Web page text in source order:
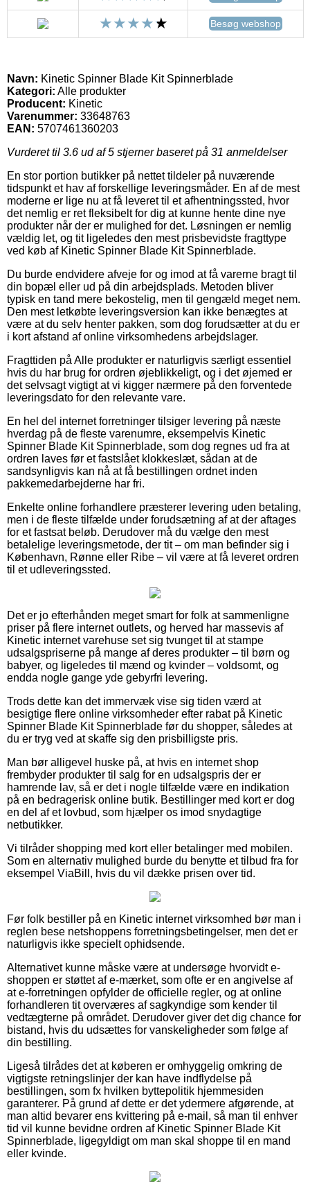
Besøg webshop
Navn: Kinetic Spinner Blade Kit Spinnerblade
Kategori: Alle produkter
Producent: Kinetic
Varenummer: 33648763
EAN: 5707461360203
Vurderet til 3.6 ud af 5 stjerner baseret på 31 anmeldelser
En stor portion butikker på nettet tildeler på nuværende
tidspunkt et hav af forskellige leveringsmåder. En af de mest
moderne er lige nu at få leveret til et afhentningssted, hvor
det nemlig er ret fleksibelt for dig at kunne hente dine nye
produkter når der er mulighed for det. Løsningen er nemlig
vældig let, og tit ligeledes den mest prisbevidste fragttype
ved køb af Kinetic Spinner Blade Kit Spinnerblade.
Du burde endvidere afveje for og imod at få varerne bragt til
din bopæl eller ud på din arbejdsplads. Metoden bliver
typisk en tand mere bekostelig, men til gengæld meget nem.
Den mest letkøbte leveringsversion kan ikke benægtes at
være at du selv henter pakken, som dog forudsætter at du er
i kort afstand af online virksomhedens arbejdslager.
Fragttiden på Alle produkter er naturligvis særligt essentiel
hvis du har brug for ordren øjeblikkeligt, og i det øjemed er
det selvsagt vigtigt at vi kigger nærmere på den forventede
leveringsdato for den relevante vare.
En hel del internet forretninger tilsiger levering på næste
hverdag på de fleste varenumre, eksempelvis Kinetic
Spinner Blade Kit Spinnerblade, som dog regnes ud fra at
ordren laves før et fastslået klokkeslæt, sådan at de
sandsynligvis kan nå at få bestillingen ordnet inden
pakkemedarbejderne har fri.
Enkelte online forhandlere præsterer levering uden betaling,
men i de fleste tilfælde under forudsætning af at der aftages
for et fastsat beløb. Derudover må du vælge den mest
betalelige leveringsmetode, der tit – om man befinder sig i
København, Rønne eller Ribe – vil være at få leveret ordren
til et udleveringssted.
Det er jo efterhånden meget smart for folk at sammenligne
priser på flere internet outlets, og herved har massevis af
Kinetic internet varehuse set sig tvunget til at stampe
udsalgspriserne på mange af deres produkter – til børn og
babyer, og ligeledes til mænd og kvinder – voldsomt, og
endda nogle gange yde gebyrfri levering.
Trods dette kan det immervæk vise sig tiden værd at
besigtige flere online virksomheder efter rabat på Kinetic
Spinner Blade Kit Spinnerblade før du shopper, således at
du er tryg ved at skaffe sig den prisbilligste pris.
Man bør alligevel huske på, at hvis en internet shop
frembyder produkter til salg for en udsalgspris der er
hamrende lav, så er det i nogle tilfælde være en indikation
på en bedragerisk online butik. Bestillinger med kort er dog
en del af et lovbud, som hjælper os imod snydagtige
netbutikker.
Vi tilråder shopping med kort eller betalinger med mobilen.
Som en alternativ mulighed burde du benytte et tilbud fra for
eksempel ViaBill, hvis du vil dække prisen over tid.
Før folk bestiller på en Kinetic internet virksomhed bør man i
reglen bese netshoppens forretningsbetingelser, men det er
naturligvis ikke specielt ophidsende.
Alternativet kunne måske være at undersøge hvorvidt e-
shoppen er støttet af e-mærket, som ofte er en angivelse af
at e-forretningen opfylder de officielle regler, og at online
forhandleren tit overværes af sagkyndige som kender til
vedtægterne på området. Derudover giver det dig chance for
bistand, hvis du udsættes for vanskeligheder som følge af
din bestilling.
Ligeså tilrådes det at køberen er omhyggelig omkring de
vigtigste retningslinjer der kan have indflydelse på
bestillingen, som fx hvilken byttepolitik hjemmesiden
garanterer. På grund af dette er det ydermere afgørende, at
man altid bevarer ens kvittering på e-mail, så man til enhver
tid vil kunne bevidne ordren af Kinetic Spinner Blade Kit
Spinnerblade, ligegyldigt om man skal shoppe til en mand
eller kvinde.